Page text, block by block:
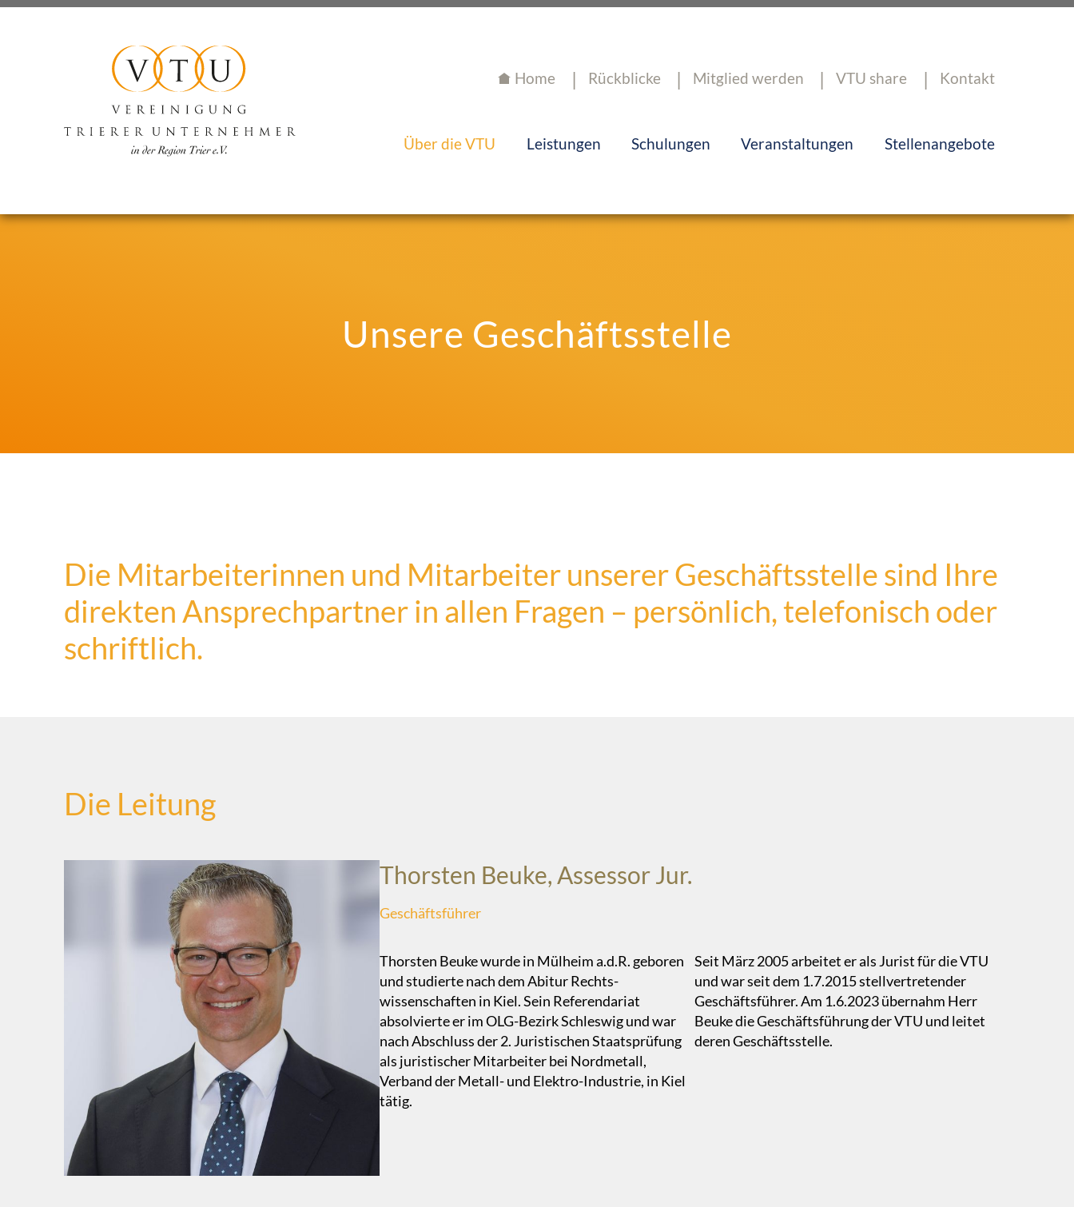
Home Rückblicke Mitglied werden VTU share Kontakt
Über die VTU Leistungen Schulungen Veranstaltungen Stellenangebote
Unsere Geschäftsstelle
Die Mitarbeiterinnen und Mitarbeiter unserer Geschäftsstelle sind Ihre
direkten Ansprechpartner in allen Fragen – persönlich, telefonisch oder
schriftlich.
Die Leitung
Thorsten Beuke, Assessor Jur.
Geschäftsführer
Thorsten Beuke wurde in Mülheim a.d.R. geboren
und studierte nach dem Abitur Rechts-
wissenschaften in Kiel. Sein Referendariat
absolvierte er im OLG-Bezirk Schleswig und war
nach Abschluss der 2. Juristischen Staatsprüfung
als juristischer Mitarbeiter bei Nordmetall,
Verband der Metall- und Elektro-Industrie, in Kiel
tätig.
Seit März 2005 arbeitet er als Jurist für die VTU
und war seit dem 1.7.2015 stellvertretender
Geschäftsführer. Am 1.6.2023 übernahm Herr
Beuke die Geschäftsführung der VTU und leitet
deren Geschäftsstelle.